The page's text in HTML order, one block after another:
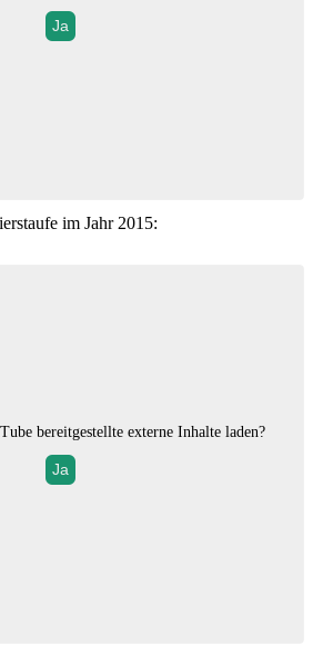
Ja
im Jahr 2015:
bereitgestellte externe Inhalte laden?
Ja